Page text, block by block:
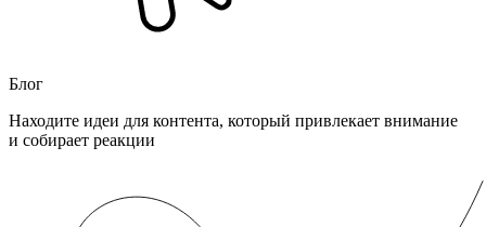
Блог
Находите идеи для контента, который привлекает внимание
и собирает реакции